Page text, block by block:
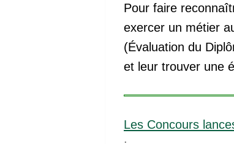
Pour faire
exercer un métier
(Évaluation du
et leur trouver une
Les Concours